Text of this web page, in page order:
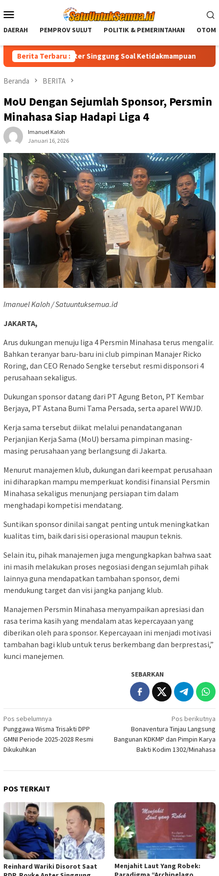
ke
Mobile
DAERAH PEMPROV SULUT POLITIK & PEMERINTAHAN
Berita Terbaru :
Royke Anter Singgung Soal Ketidakmampuan
Beranda BERITA
MoU Dengan Sejumlah Sponsor, Persmin
Minahasa Siap Hadapi Liga 4
Imanuel Kaloh
Januari 16, 2026
Imanuel Kaloh / Satuuntuksemua.id
JAKARTA,
Arus dukungan menuju liga 4 Persmin Minahasa terus mengalir.
Bahkan teranyar baru-baru ini club pimpinan Manajer Ricko
Roring, dan CEO Renado Sengke tersebut resmi disponsori 4
perusahaan sekaligus.
Dukungan sponsor datang dari PT Agung Beton, PT Kembar
Berjaya, PT Astana Bumi Tama Persada, serta aparel WWJD.
Kerja sama tersebut diikat melalui penandatanganan
Perjanjian Kerja Sama (MoU) bersama pimpinan masing-
masing perusahaan yang berlangsung di Jakarta.
Menurut manajemen klub, dukungan dari keempat perusahaan
ini diharapkan mampu memperkuat kondisi finansial Persmin
Minahasa sekaligus menunjang persiapan tim dalam
menghadapi kompetisi mendatang.
Suntikan sponsor dinilai sangat penting untuk meningkatkan
kualitas tim, baik dari sisi operasional maupun teknis.
Selain itu, pihak manajemen juga mengungkapkan bahwa saat
ini masih melakukan proses negosiasi dengan sejumlah pihak
lainnya guna mendapatkan tambahan sponsor, demi
mendukung target dan visi jangka panjang klub.
Manajemen Persmin Minahasa menyampaikan apresiasi dan
rasa terima kasih yang mendalam atas kepercayaan yang
diberikan oleh para sponsor. Kepercayaan ini menjadi motivasi
tambahan bagi klub untuk terus berkembang dan berprestasi,”
kunci manejemen.
SEBARKAN
Navigasi
pos
Pos sebelumnya
Punggawa Wisma Trisakti DPP
GMNI Periode 2025-2028 Resmi
Dikukuhkan
Pos berikutnya
Bonaventura Tinjau Langsung
Bangunan KDKMP dan Pimpin Karya
Bakti Kodim 1302/Minahasa
POS TERKAIT
Reinhard Wariki Disorot Saat
Menjahit Laut Yang Robek: